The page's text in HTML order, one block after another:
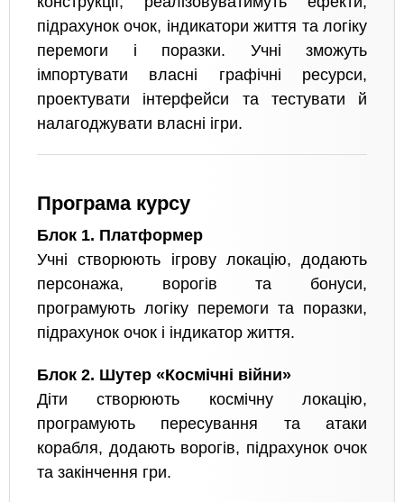
підрахунок очок, індикатори життя та логіку
перемоги і поразки. Учні зможуть
імпортувати власні графічні ресурси,
проектувати інтерфейси та тестувати й
налагоджувати власні ігри.
Програма курсу
Блок 1. Платформер
Учні створюють ігрову локацію, додають
персонажа, ворогів та бонуси,
програмують логіку перемоги та поразки,
підрахунок очок і індикатор життя.
Блок 2. Шутер «Космічні війни»
Діти створюють космічну локацію,
програмують пересування та атаки
корабля, додають ворогів, підрахунок очок
та закінчення гри.